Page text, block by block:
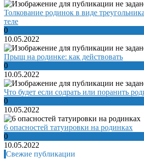
Толкование родинок в виде
теле
0
10.05.2022
Прыщ на родинке: как действовать
0
10.05.2022
Что будет если содрать или поранить
0
10.05.2022
6 опасностей татуировки на родинках
0
10.05.2022
Свежие публикации